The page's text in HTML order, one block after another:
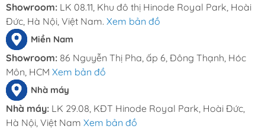
Phần chân bàn được thiết kế với giong cao su
Mua bàn giám đốc Atlas
1m6 tại Nội Thất Dương
Đông mang lại những lợi
ích gì?
Showroom: LK 08.11, Khu đô thị Hinode Royal Park, Hoài
Đức, Hà Nội, Việt Nam. Xem bản đồ
Miền Nam
Showroom: 86 Nguyễn Thị Pha, ấp 6, Đông Thạnh, Hóc
Môn, HCM Xem bản đồ
Nhà máy
Nhà máy: LK 29.08, KĐT Hinode Royal Park, Hoài Đức,
Hà Nội, Việt Nam Xem bản đồ